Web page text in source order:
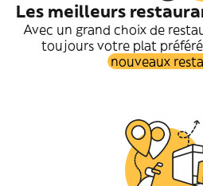
Les meilleurs
Avec un grand choix de
toujours votre plat
nouveaux